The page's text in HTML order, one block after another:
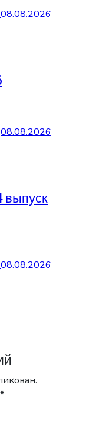
08.08.2026
08.08.2026
выпуск
08.08.2026
*